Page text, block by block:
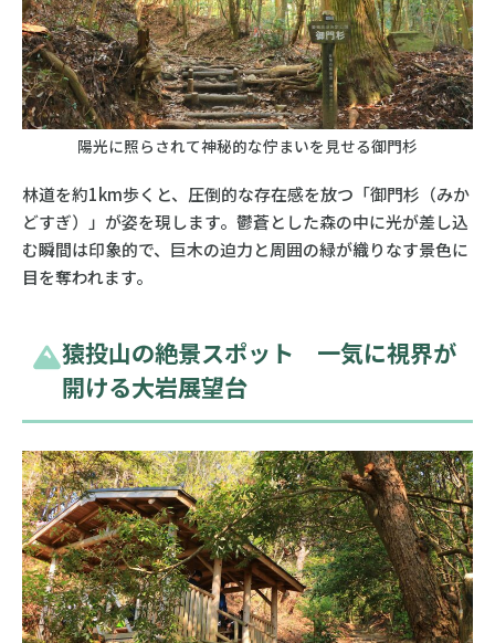
陽光に照らされて神秘的な佇まいを見せる御門杉
林道を約1km歩くと、圧倒的な存在感を放つ「御門杉（みか
どすぎ）」が姿を現します。鬱蒼とした森の中に光が差し込
む瞬間は印象的で、巨木の迫力と周囲の緑が織りなす景色に
目を奪われます。
猿投山の絶景スポット 一気に視界が
開ける大岩展望台